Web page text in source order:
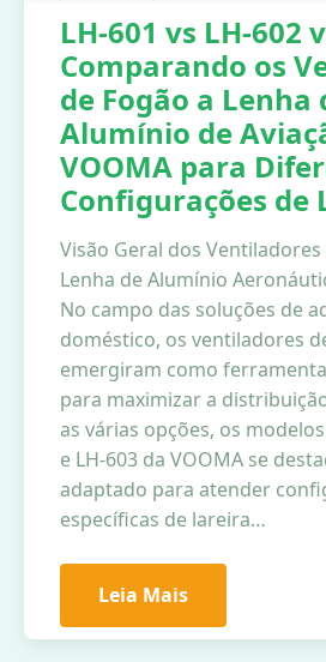
LH-601 vs LH-602
Comparando os
de Fogão a Lenha
Alumínio de
VOOMA para
Configurações de
Visão Geral dos Ventiladores
Lenha de Alumínio
No campo das soluções de
doméstico, os ventiladores
emergiram como
para maximizar a
as várias opções, os
e LH-603 da VOOMA se
adaptado para atender
específicas de lareira…
Leia Mais